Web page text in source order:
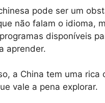
pode ser um
não falam o idioma,
disponíveis
aprender.
a China tem uma rica
vale a pena explorar.